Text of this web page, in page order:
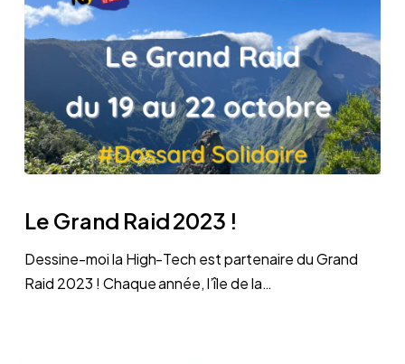
Grand
Raid
2023
!
Le Grand Raid 2023 !
Dessine-moi la High-Tech est partenaire du Grand
Raid 2023 ! Chaque année, l’île de la…